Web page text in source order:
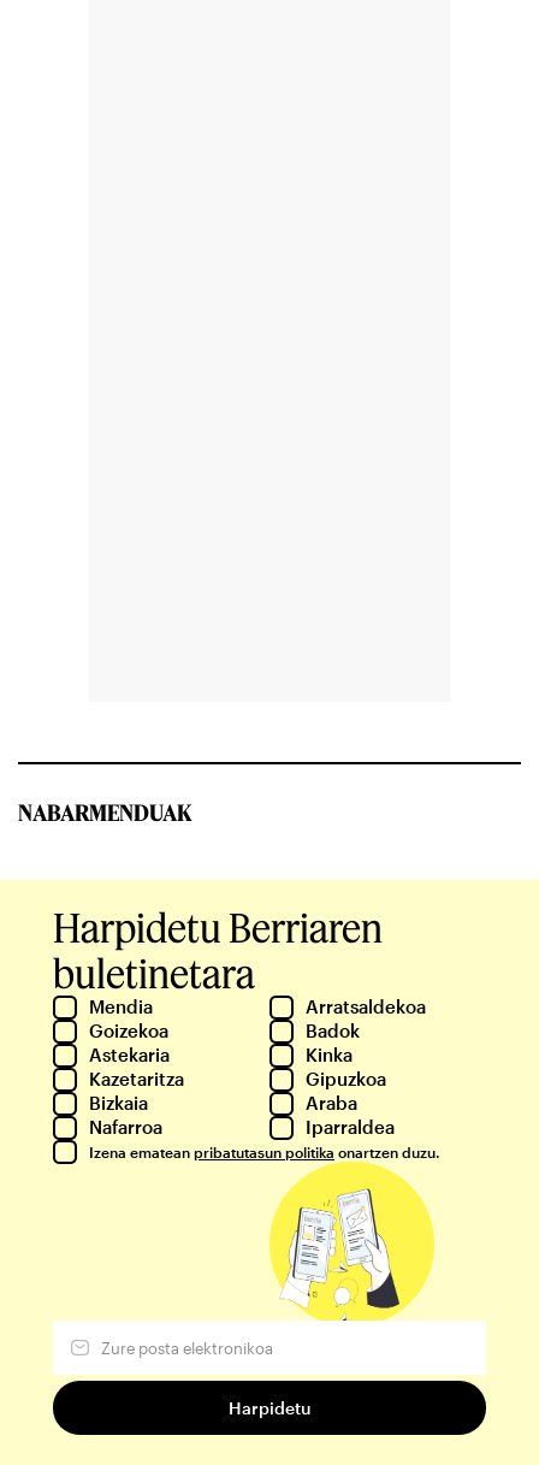
NABARMENDUAK
Harpidetu Berriaren
buletinetara
Mendia
Arratsaldekoa
Goizekoa
Badok
Astekaria
Kinka
Kazetaritza
Gipuzkoa
Bizkaia
Araba
Nafarroa
Iparraldea
Izena ematean pribatutasun politika onartzen duzu.